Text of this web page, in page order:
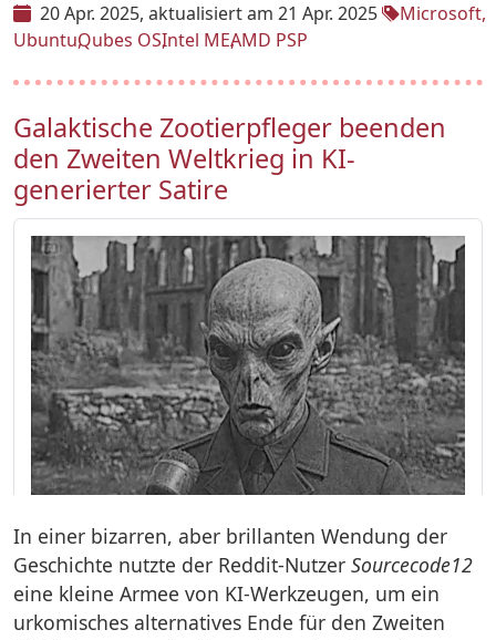
20 Apr. 2025 aktualisiert am 21 Apr. 2025
Microsoft
UbuntuQubes OSIntel MEAMD PSP
Galaktische Zootierpfleger beenden
den Zweiten Weltkrieg in KI-
generierter Satire
In einer bizarren, aber brillanten Wendung der
Geschichte nutzte der Reddit-Nutzer Sourcecode12
eine kleine Armee von KI-Werkzeugen, um ein
urkomisches alternatives Ende für den Zweiten